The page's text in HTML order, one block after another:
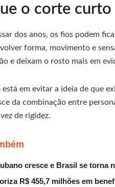
o corte
dos anos, os fios podem
forma, movimento e
e deixam o rosto mais em
está em evitar a ideia de que
da combinação entre
de rigidez.
cresce e Brasil se torna
R$ 455,7 milhões em